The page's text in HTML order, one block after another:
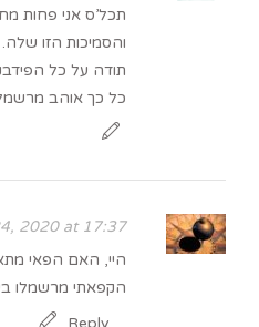
תכל’ס אני פחות
והסמיכות הזו
תודה על כל
כל כך אוהב
2020 at 17:37
היי, האם הפאי
הקפאתי מרשמלו
Reply